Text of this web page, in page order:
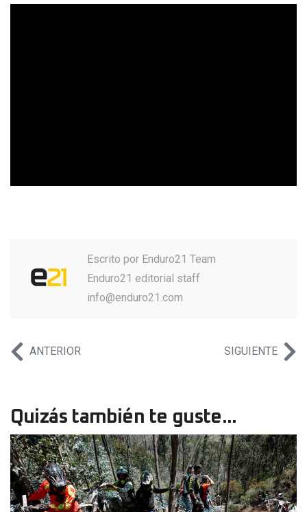
Escrito por Enduro21 Team
Enduro21 editorial staff
info@enduro21.com
ANTERIOR SIGUIENTE
Quizás también te guste...